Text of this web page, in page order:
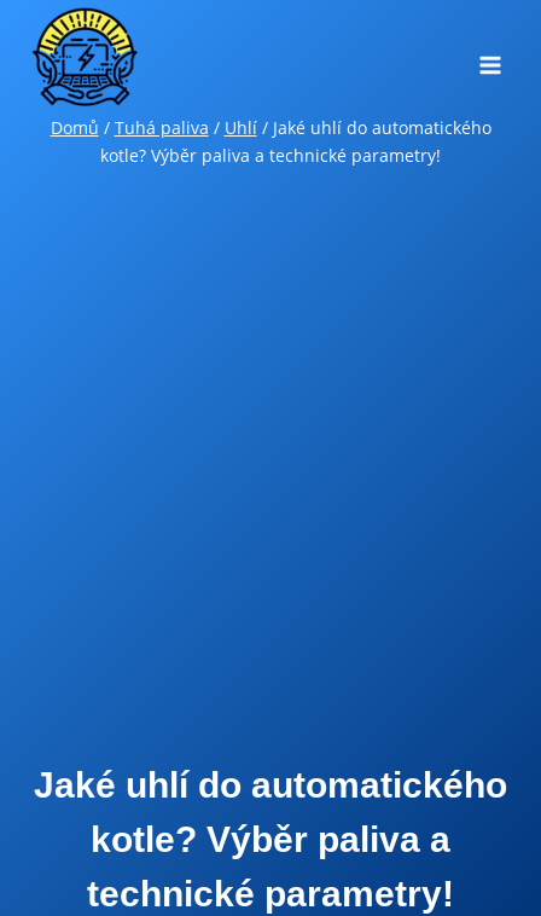
Přeskočit
obsah
Domů / Tuhá paliva / Uhlí / Jaké uhlí do automatického
kotle? Výběr paliva a technické parametry!
Jaké uhlí do automatického
kotle? Výběr paliva a
technické parametry!